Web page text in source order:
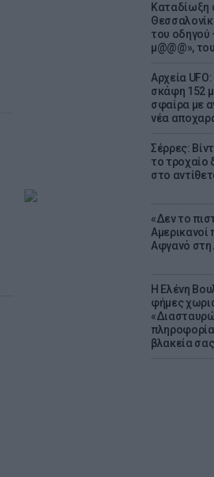
Καταδίωξη
του οδηγού
μ@@@»,
Αρχεία
σκάφη 152
σφαίρα με
νέα
Σέρρες:
το τροχαίο
στο
«Δεν το
Αμερικανοί
Αφγανό στη
Η Ελένη
φήμες
βλακεία